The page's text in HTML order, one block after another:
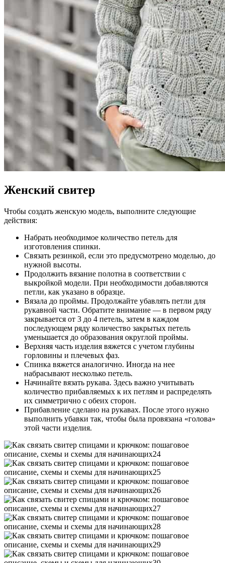
Женский свитер
Чтобы создать женскую модель, выполните следующие
действия:
Набрать необходимое количество петель для
изготовления спинки.
Связать резинкой, если это предусмотрено моделью, до
нужной высоты.
Продолжить вязание полотна в соответствии с
выкройкой модели. При необходимости добавляются
петли, как указано в образце.
Вязала до проймы. Продолжайте убавлять петли для
рукавной части. Обратите внимание — в первом ряду
закрывается от 3 до 4 петель, затем в каждом
последующем ряду количество закрытых петель
уменьшается до образования округлой проймы.
Верхняя часть изделия вяжется с учетом глубины
горловины и плечевых фаз.
Спинка вяжется аналогично. Иногда на нее
набрасывают несколько петель.
Начинайте вязать рукава. Здесь важно учитывать
количество прибавляемых к их петлям и распределять
их симметрично с обеих сторон.
Прибавление сделано на рукавах. После этого нужно
выполнить убавки так, чтобы была провязана «голова»
этой части изделия.